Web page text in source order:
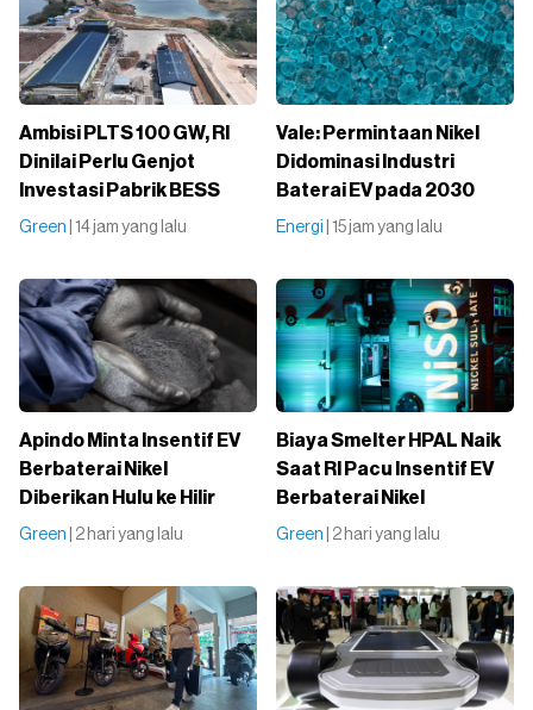
Ambisi PLTS 100 GW, RI
Dinilai Perlu Genjot
Investasi Pabrik BESS
Green | 14 jam yang lalu
Vale: Permintaan Nikel
Didominasi Industri
Baterai EV pada 2030
Energi | 15 jam yang lalu
Apindo Minta Insentif EV
Berbaterai Nikel
Diberikan Hulu ke Hilir
Green | 2 hari yang lalu
Biaya Smelter HPAL Naik
Saat RI Pacu Insentif EV
Berbaterai Nikel
Green | 2 hari yang lalu